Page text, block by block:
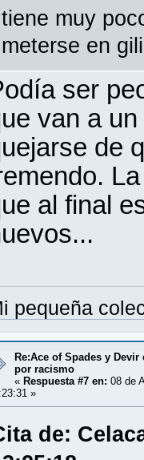
tiene muy
meterse en
ser
van a
de
al final
pequeña
Re:Ace of Spades y
por racismo
« Respuesta #7 en: 08 de
»
de: